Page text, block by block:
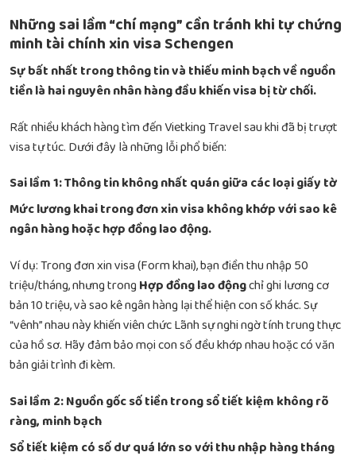
Những sai lầm “chí mạng” cần tránh khi tự chứng
minh tài chính xin visa Schengen
Sự bất nhất trong thông tin và thiếu minh bạch về nguồn
tiền là hai nguyên nhân hàng đầu khiến visa bị từ chối.
Rất nhiều khách hàng tìm đến Vietking Travel sau khi đã bị trượt
visa tự túc. Dưới đây là những lỗi phổ biến:
Sai lầm 1: Thông tin không nhất quán giữa các loại giấy tờ
Mức lương khai trong đơn xin visa không khớp với sao kê
ngân hàng hoặc hợp đồng lao động.
Ví dụ: Trong đơn xin visa (Form khai), bạn điền thu nhập 50
triệu/tháng, nhưng trongHợp đồng lao độngchỉ ghi lương cơ
bản 10 triệu, và sao kê ngân hàng lại thể hiện con số khác. Sự
“vênh” nhau này khiến viên chức Lãnh sự nghi ngờ tính trung thực
của hồ sơ. Hãy đảm bảo mọi con số đều khớp nhau hoặc có văn
bản giải trình đi kèm.
Sai lầm 2: Nguồn gốc số tiền trong sổ tiết kiệm không rõ
ràng, minh bạch
Sổ tiết kiệm có số dư quá lớn so với thu nhập hàng tháng